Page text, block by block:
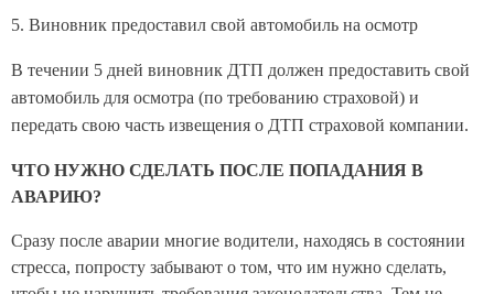
5. Виновник предоставил свой автомобиль на осмотр
В течении 5 дней виновник ДТП должен предоставить свой
автомобиль для осмотра (по требованию страховой) и
передать свою часть извещения о ДТП страховой компании.
ЧТО НУЖНО СДЕЛАТЬ ПОСЛЕ ПОПАДАНИЯ В
АВАРИЮ?
Сразу после аварии многие водители, находясь в состоянии
стресса, попросту забывают о том, что им нужно сделать,